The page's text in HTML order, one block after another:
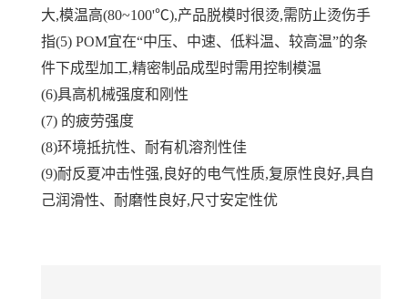
大,模温高(80~100'℃),产品脱模时很烫,需防止烫伤手
指(5) POM宜在“中压、中速、低料温、较高温”的条
件下成型加工,精密制品成型时需用控制模温
(6)具高机械强度和刚性
(7) 的疲劳强度
(8)环境抵抗性、耐有机溶剂性佳
(9)耐反夏冲击性强,良好的电气性质,复原性良好,具自
己润滑性、耐磨性良好,尺寸安定性优